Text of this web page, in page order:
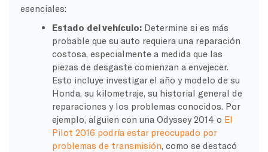
esenciales:
Estado del vehículo: Determine si es más
probable que su auto requiera una reparación
costosa, especialmente a medida que las
piezas de desgaste comienzan a envejecer.
Esto incluye investigar el año y modelo de su
Honda, su kilometraje, su historial general de
reparaciones y los problemas conocidos. Por
ejemplo, alguien con una Odyssey 2014 o El
Pilot 2016 podría estar preocupado por
problemas de transmisión, como se destacó